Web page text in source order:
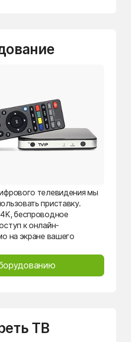
телевидения мы
приставку.
беспроводное
к онлайн-
на экране вашего
ТВ